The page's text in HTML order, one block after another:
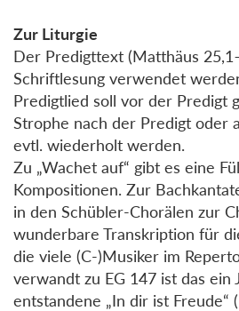
Zur Liturgie
Der Predigttext (Matthäus
Schriftlesung verwendet
Predigtlied soll vor der Predigt
Strophe nach der Predigt oder
evtl. wiederholt werden.
Zu „Wachet auf“ gibt es eine
Kompositionen. Zur
in den Schübler-Chorälen zur
wunderbare Transkription für
die viele (C-)Musiker im
verwandt zu EG 147 ist das ein
entstandene „In dir ist Freude“